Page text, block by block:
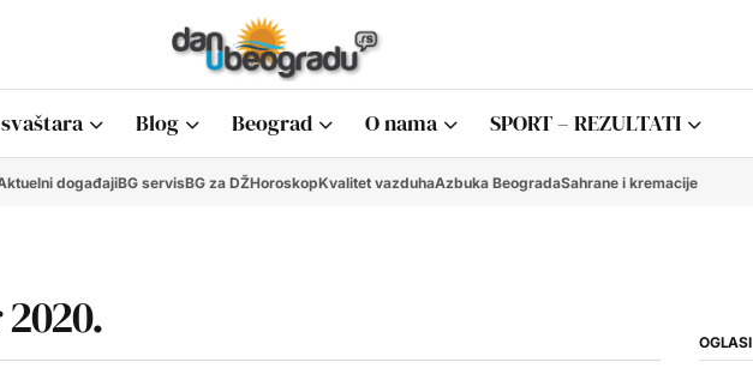
Blog Beograd O nama SPORT – REZULTATI
događajiBG servisBG za DŽHoroskopKvalitet vazduhaAzbuka BeogradaSahrane i kremacije
OGLASI